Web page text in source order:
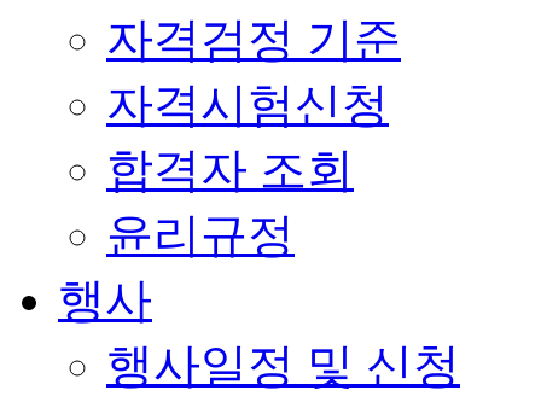
자격검정 기준
자격시험신청
합격자 조회
윤리규정
행사
행사일정 및 신청